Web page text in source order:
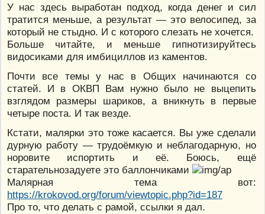
У нас здесь выработан подход, когда денег и сил
тратится меньше, а результат — это велосипед, за
который не стыдно. И с которого слезать не хочется.
Больше читайте, и меньше гипнотизируйтесь
видосиками для имбициллов из каментов.
Почти все темы у нас в Общих начинаются со
статей. И в ОКВП Вам нужно было не выцепить
взглядом размеры шариков, а вникнуть в первые
четыре поста. И так везде.
Кстати, малярки это тоже касается. Вы уже сделали
дурную работу — трудоёмкую и неблагодарную, но
норовите испортить и её. Боюсь, ещё
старательнозадуете это баллончиками
Малярная тема вот:
https://krokovod.org/forum/viewtopic.php?id=187
Про то, что делать с рамой, ссылки я дал.